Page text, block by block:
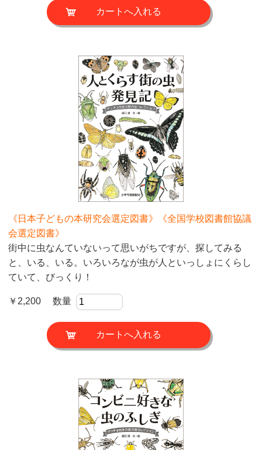
《日本子どもの本研究会選定図書》《全国学校図書館協議
会選定図書》
街中に虫なんていないって思いがちですが、探してみる
と、いる、いる。いろいろなが虫が人といっしょにくらし
ていて、びっくり！
￥2,200 数量